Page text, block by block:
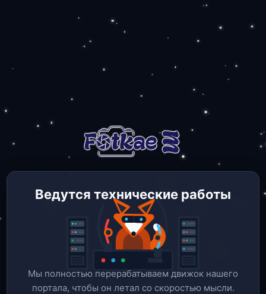
Ведутся технические работы
Мы полностью перерабатываем движок нашего
портала, чтобы он летал со скоростью мысли.